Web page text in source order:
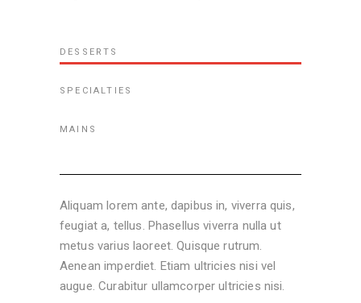
DESSERTS
SPECIALTIES
MAINS
Aliquam lorem ante, dapibus in, viverra quis,
feugiat a, tellus. Phasellus viverra nulla ut
metus varius laoreet. Quisque rutrum.
Aenean imperdiet. Etiam ultricies nisi vel
augue. Curabitur ullamcorper ultricies nisi.